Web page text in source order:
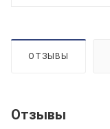
ОТЗЫВЫ
Отзывы